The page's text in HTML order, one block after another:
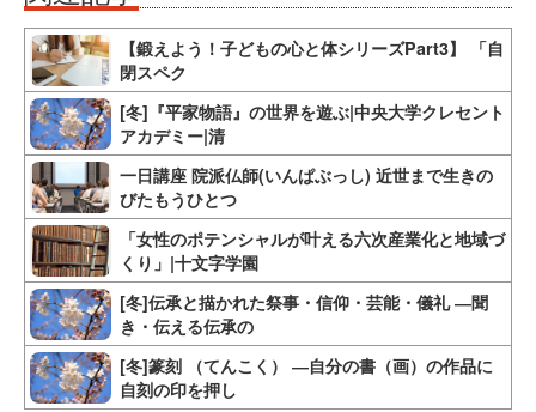
【鍛えよう！子どもの心と体シリーズPart3】 「自
閉スペク
[冬]『平家物語』の世界を遊ぶ|中央大学クレセント
アカデミー|清
一日講座 院派仏師(いんぱぶっし) 近世まで生きの
びたもうひとつ
「女性のポテンシャルが叶える六次産業化と地域づ
くり」|十文字学園
[冬]伝承と描かれた祭事・信仰・芸能・儀礼 ―聞
き・伝える伝承の
[冬]篆刻 （てんこく） ―自分の書（画）の作品に
自刻の印を押し